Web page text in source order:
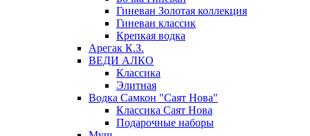
Гиневан Золотая коллекция
Гиневан классик
Крепкая водка
Арегак К.З.
ВЕДИ АЛКО
Классика
Элитная
Водка Самкон "Саят Нова"
Классика Саят Нова
Подарочные наборы